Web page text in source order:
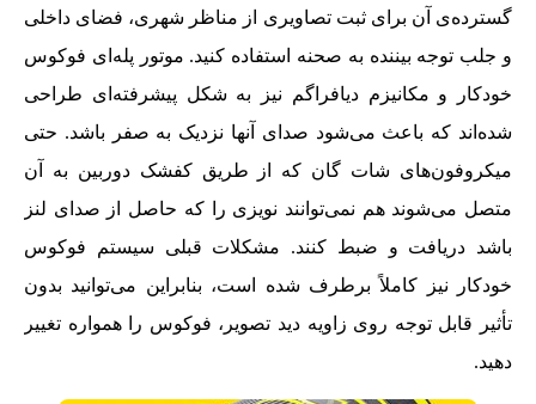
گسترده‌ی آن برای ثبت تصاویری از مناظر شهری، فضای داخلی
و جلب توجه بیننده به صحنه استفاده کنید. موتور پله‌ای فوکوس
خودکار و مکانیزم دیافراگم نیز به شکل پیشرفته‌ای طراحی
شده‌اند که باعث می‌شود صدای آنها نزدیک به صفر باشد. حتی
میکروفون‌های شات گان که از طریق کفشک دوربین به آن
متصل می‌شوند هم نمی‌توانند نویزی را که حاصل از صدای لنز
باشد دریافت و ضبط کنند. مشکلات قبلی سیستم فوکوس
خودکار نیز کاملاً برطرف شده است، بنابراین می‌توانید بدون
تأثیر قابل توجه روی زاویه دید تصویر، فوکوس را همواره تغییر
دهید.